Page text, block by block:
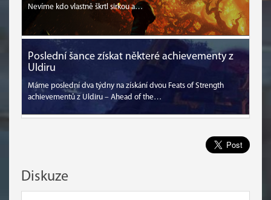
Nevíme kdo vlastně škrtl sirkou a…
Poslední šance získat některé achievementy z
Uldiru
Máme poslední dva týdny na získání dvou Feats of Strength
achievementů z Uldiru – Ahead of the…
Diskuze